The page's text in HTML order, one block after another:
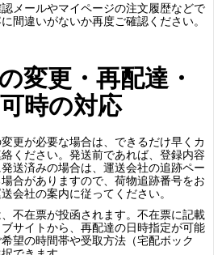
メールやマイページの注文履歴などで
間違いがないか再度ご確認ください。
変更・再配達・
時の対応
更が必要な場合は、できるだけ早くカ
ください。発送前であれば、登録内容
送済みの場合は、運送会社の追跡ペー
合がありますので、荷物追跡番号をお
会社の案内に従ってください。
不在票が投函されます。不在票に記載
サイトから、再配達の日時指定が可能
望の時間帯や受取方法（宅配ボック